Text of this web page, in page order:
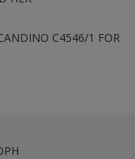
C4546/1 FOR